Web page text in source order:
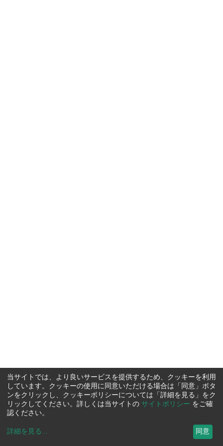
当サイトでは、より良いサービスを提供するため、クッキーを利用
しています。クッキーの使用に同意いただける場合は「同意」ボタ
ンをクリックし、クッキーポリシーについては「詳細を見る」をク
リックしてください。詳しくは当サイトの サイトポリシー をご確
認ください。
詳細を見る ... 同意